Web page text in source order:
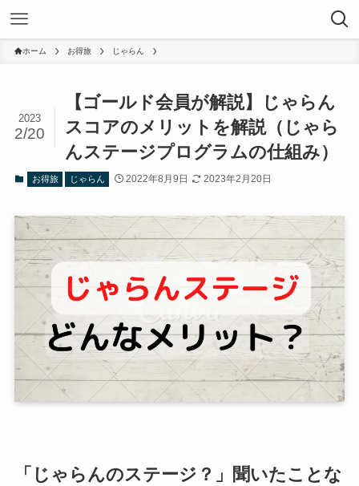
ホーム お得旅 じゃらん
【ゴールド会員が解説】じゃらん
スコアのメリットを解説（じゃら
んステージプログラムの仕組み）
2023
2/20
お得旅 じゃらん 2022年8月9日 2023年2月20日
「じゃらんのステージ？」聞いたことな